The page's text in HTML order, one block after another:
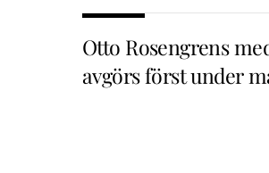
Otto Rosengrens
avgörs först under